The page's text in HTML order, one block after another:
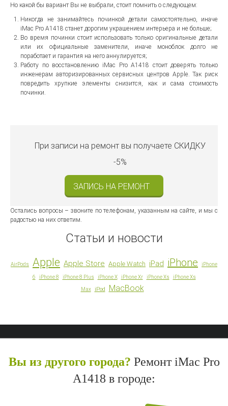
Но какой бы вариант Вы не выбрали, стоит помнить о следующем:
Никогда не занимайтесь починкой детали самостоятельно, иначе
iMac Pro A1418 станет дорогим украшением интерьера и не больше;
Во время починки стоит использовать только оригинальные детали
или их официальные заменители, иначе моноблок долго не
поработает и гарантия на него аннулируется;
Работу по восстановлению iMac Pro A1418 стоит доверять только
инженерам авторизированных сервисных центров Apple. Так риск
повредить хрупкие элементы снизится, как и сама стоимость
починки.
При записи на ремонт вы получаете СКИДКУ
-5%
ЗАПИСЬ НА РЕМОНТ
Остались вопросы – звоните по телефонам, указанным на сайте, и мы с
радостью на них ответим.
Статьи и новости
AirPods Apple Apple Store Apple Watch iPad iPhone
iPhone
6
iPhone 8 iPhone 8 Plus iPhone X iPhone Xr iPhone Xs
iPhone Xs
Max
iPod MacBook
Вы из другого города? Ремонт iMac Pro
A1418 в городе: